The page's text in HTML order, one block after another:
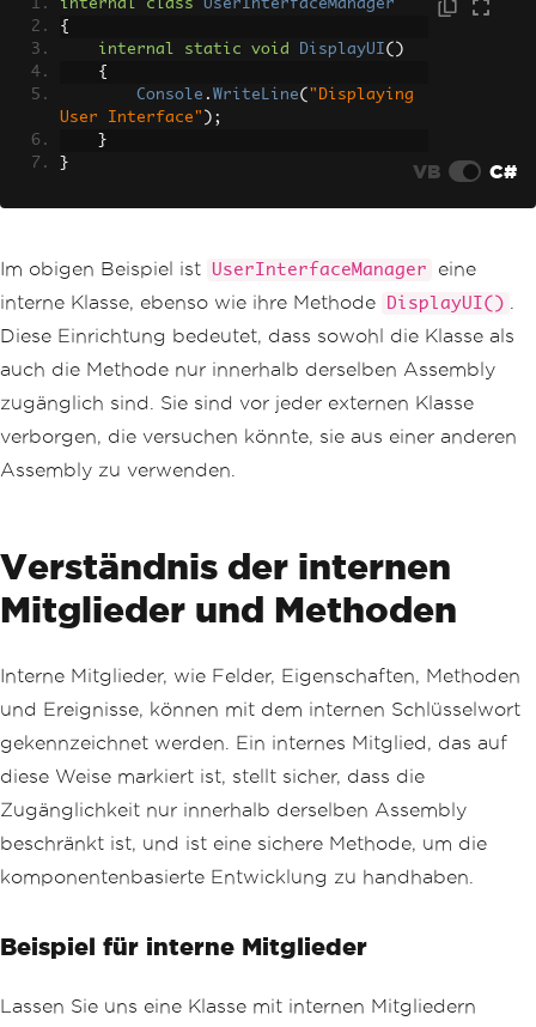
internal class
UserInterfaceManager
{
internal
static void DisplayUI()
{
Console . WriteLine( "Displaying
User Interface" );
}
}
VB C#
Im obigen Beispiel ist UserInterfaceManager
eine
interne Klasse, ebenso wie ihre Methode
DisplayUI()
Diese Einrichtung bedeutet, dass sowohl die Klasse als
auch die Methode nur innerhalb derselben Assembly
zugänglich sind. Sie sind vor jeder externen Klasse
verborgen, die versuchen könnte, sie aus einer anderen
Assembly zu verwenden.
Verständnis der internen
Mitglieder und Methoden
Interne Mitglieder, wie Felder, Eigenschaften, Methoden
und Ereignisse, können mit dem internen Schlüsselwort
gekennzeichnet werden. Ein internes Mitglied, das auf
diese Weise markiert ist, stellt sicher, dass die
Zugänglichkeit nur innerhalb derselben Assembly
beschränkt ist, und ist eine sichere Methode, um die
komponentenbasierte Entwicklung zu handhaben.
Beispiel für interne Mitglieder
Lassen Sie uns eine Klasse mit internen Mitgliedern